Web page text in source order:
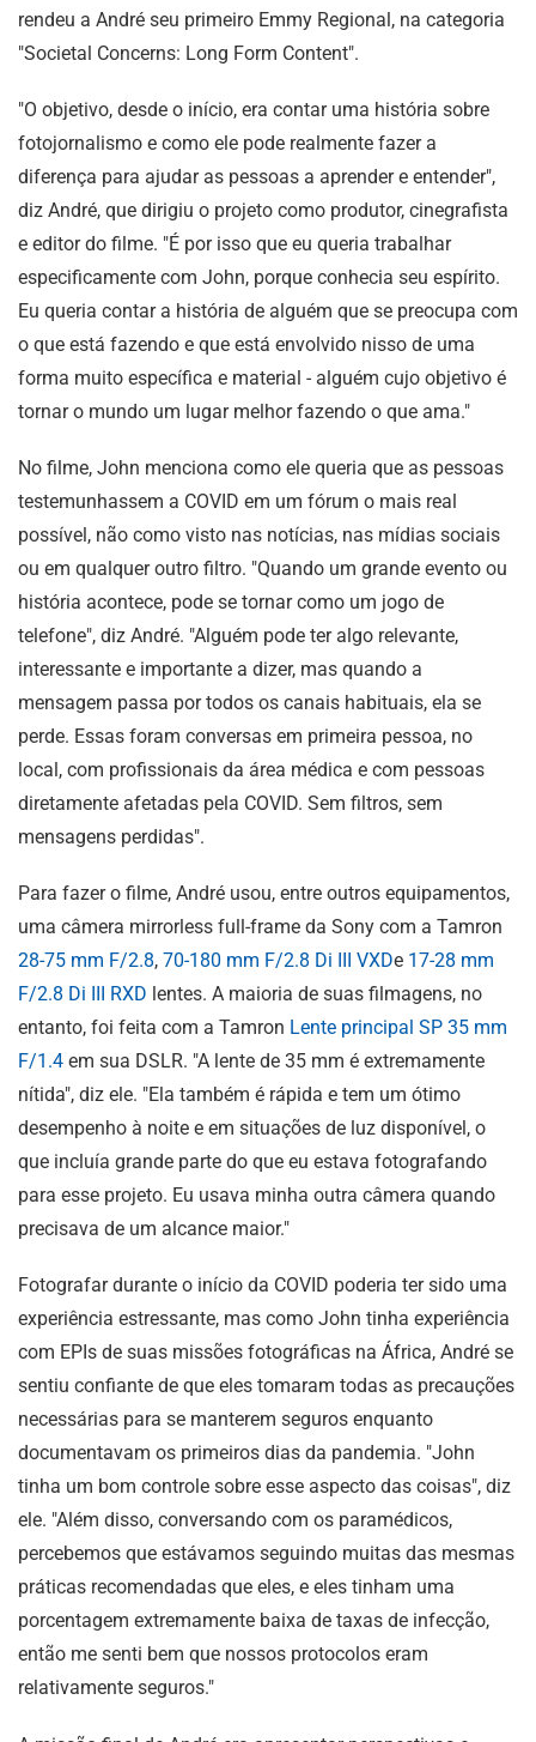
rendeu a André seu primeiro Emmy Regional, na categoria
"Societal Concerns: Long Form Content".
"O objetivo, desde o início, era contar uma história sobre
fotojornalismo e como ele pode realmente fazer a
diferença para ajudar as pessoas a aprender e entender",
diz André, que dirigiu o projeto como produtor, cinegrafista
e editor do filme. "É por isso que eu queria trabalhar
especificamente com John, porque conhecia seu espírito.
Eu queria contar a história de alguém que se preocupa com
o que está fazendo e que está envolvido nisso de uma
forma muito específica e material - alguém cujo objetivo é
tornar o mundo um lugar melhor fazendo o que ama."
No filme, John menciona como ele queria que as pessoas
testemunhassem a COVID em um fórum o mais real
possível, não como visto nas notícias, nas mídias sociais
ou em qualquer outro filtro. "Quando um grande evento ou
história acontece, pode se tornar como um jogo de
telefone", diz André. "Alguém pode ter algo relevante,
interessante e importante a dizer, mas quando a
mensagem passa por todos os canais habituais, ela se
perde. Essas foram conversas em primeira pessoa, no
local, com profissionais da área médica e com pessoas
diretamente afetadas pela COVID. Sem filtros, sem
mensagens perdidas".
Para fazer o filme, André usou, entre outros equipamentos,
uma câmera mirrorless full-frame da Sony com a Tamron
28-75 mm F/2.8, 70-180 mm F/2.8 Di III VXDe 17-28 mm
F/2.8 Di III RXD lentes. A maioria de suas filmagens, no
entanto, foi feita com a Tamron Lente principal SP 35 mm
F/1.4 em sua DSLR. "A lente de 35 mm é extremamente
nítida", diz ele. "Ela também é rápida e tem um ótimo
desempenho à noite e em situações de luz disponível, o
que incluía grande parte do que eu estava fotografando
para esse projeto. Eu usava minha outra câmera quando
precisava de um alcance maior."
Fotografar durante o início da COVID poderia ter sido uma
experiência estressante, mas como John tinha experiência
com EPIs de suas missões fotográficas na África, André se
sentiu confiante de que eles tomaram todas as precauções
necessárias para se manterem seguros enquanto
documentavam os primeiros dias da pandemia. "John
tinha um bom controle sobre esse aspecto das coisas", diz
ele. "Além disso, conversando com os paramédicos,
percebemos que estávamos seguindo muitas das mesmas
práticas recomendadas que eles, e eles tinham uma
porcentagem extremamente baixa de taxas de infecção,
então me senti bem que nossos protocolos eram
relativamente seguros."